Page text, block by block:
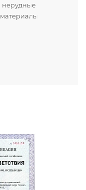
нерудные
материалы